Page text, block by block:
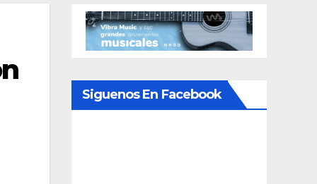
Siguenos En Facebook